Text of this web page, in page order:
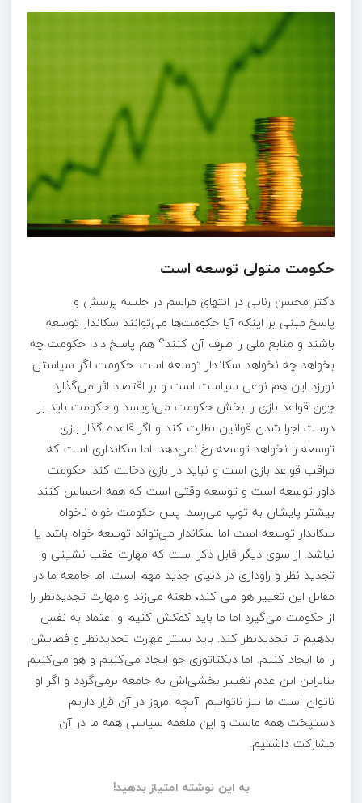
حکومت متولی توسعه است
دکتر محسن رنانی در انتهای مراسم در جلسه پرسش و
پاسخ مبنی بر اینکه آیا حکومت‌ها می‌توانند سکاندار توسعه
باشند و منابع ملی را صرف آن کنند؟ هم پاسخ داد: حکومت چه
بخواهد چه نخواهد سکاندار توسعه است. حکومت اگر سیاستی
نورزد این هم نوعی سیاست است و بر اقتصاد اثر می‌گذارد.
چون قواعد بازی را بخش حکومت می‌نویسد و حکومت باید بر
درست اجرا شدن قوانین نظارت کند و اگر قاعده گذار بازی
توسعه را نخواهد توسعه رخ نمی‌دهد. اما سکانداری است که
مراقب قواعد بازی است و نباید در بازی دخالت کند. حکومت
داور توسعه است و توسعه وقتی است که همه احساس کنند
بیشتر پایشان به توپ می‌رسد. پس حکومت خواه ناخواه
سکاندار توسعه است اما سکاندار می‌تواند توسعه خواه باشد یا
نباشد. از سوی دیگر قابل ذکر است که مهارت عقب نشینی و
تجدید نظر و راوداری در دنیای جدید مهم است. اما جامعه ما در
مقابل این تغییر هو می کند، طعنه می‌زند و مهارت تجدیدنظر را
از حکومت می‌گیرد اما ما باید کمکش کنیم و اعتماد به نفس
بدهیم تا تجدیدنظر کند. باید بستر مهارت تجدیدنظر و فضایش
را ما ایجاد کنیم. اما دیکتاتوری جو ایجاد می‌کنیم و هو می‌کنیم
بنابراین این عدم تغییر بخشی‌اش به جامعه برمی‌گردد و اگر او
ناتوان است ما نیز ناتوانیم .آنچه امروز در آن قرار داریم
دستپخت همه ماست و این ملغمه سیاسی همه ما در آن
مشارکت داشتیم.
به این نوشته امتیاز بدهید!